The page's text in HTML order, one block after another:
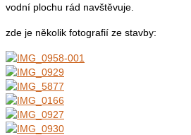
vodní plochu rád navštěvuje.
zde je několik fotografií ze stavby: